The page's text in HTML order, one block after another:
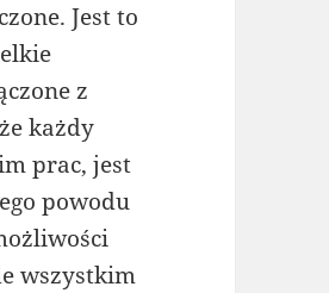
Jest to
z
każdy
prac, jest
powodu
wszystkim